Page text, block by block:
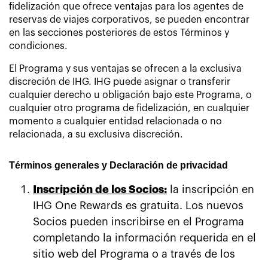
fidelización que ofrece ventajas para los agentes de
reservas de viajes corporativos, se pueden encontrar
en las secciones posteriores de estos Términos y
condiciones.
El Programa y sus ventajas se ofrecen a la exclusiva
discreción de IHG. IHG puede asignar o transferir
cualquier derecho u obligación bajo este Programa, o
cualquier otro programa de fidelización, en cualquier
momento a cualquier entidad relacionada o no
relacionada, a su exclusiva discreción.
Términos generales y Declaración de privacidad
Inscripción de los Socios: la inscripción en
IHG One Rewards es gratuita. Los nuevos
Socios pueden inscribirse en el Programa
completando la información requerida en el
sitio web del Programa o a través de los